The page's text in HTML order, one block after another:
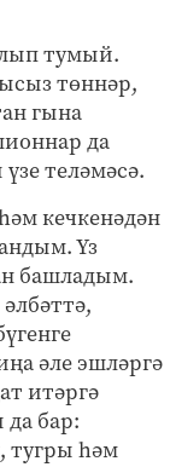
тумый.
төннәр,
гына
да
теләмәсә.
кечкенәдән
Үз
башладым.
әле эшләргә
итәргә
бар:
тугры һәм